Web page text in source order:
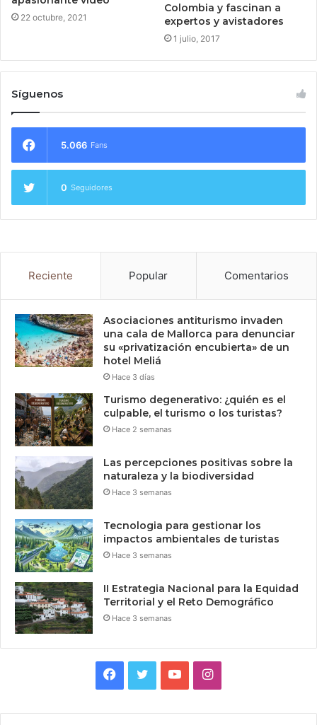
22 octubre, 2021
Colombia y fascinan a
expertos y avistadores
1 julio, 2017
Síguenos
5.066 Fans
0 Seguidores
Reciente Popular Comentarios
Asociaciones antiturismo invaden
una cala de Mallorca para denunciar
su «privatización encubierta» de un
hotel Meliá
Hace 3 días
Turismo degenerativo: ¿quién es el
culpable, el turismo o los turistas?
Hace 2 semanas
Las percepciones positivas sobre la
naturaleza y la biodiversidad
Hace 3 semanas
Tecnologia para gestionar los
impactos ambientales de turistas
Hace 3 semanas
II Estrategia Nacional para la Equidad
Territorial y el Reto Demográfico
Hace 3 semanas
Facebook
TwitterYouTubeInstagram